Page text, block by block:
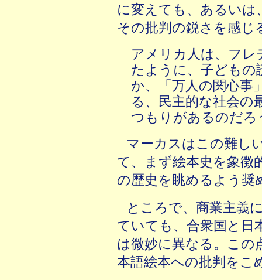
に変えても、あるい
その批判の鋭さを感じ
アメリカ人は、フ
たように、子どもの
か、「万人の関心事
る、民主的な社会の
つもりがあるのだろ
マーカスはこの難し
て、まず絵本史を象徴
の歴史を眺めるよう奨
ところで、商業主義
ていても、合衆国と日
は微妙に異なる。この
本語絵本への批判をこ